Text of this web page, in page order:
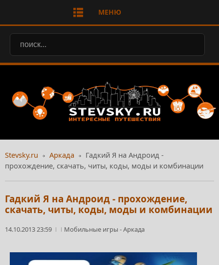
МЕНЮ
Stevsky.ru Аркада
Гадкий Я на Андроид -
прохождение, скачать, читы, коды, моды и комбинации
Гадкий Я на Андроид - прохождение,
скачать, читы, коды, моды и комбинации
14.10.2013 23:59 Мобильные игры -Аркада